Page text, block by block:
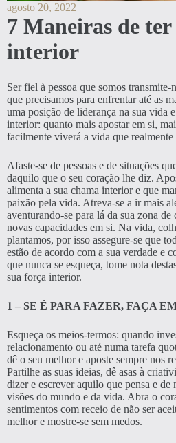
agosto 20, 2022
7 Maneiras de
interior
Ser fiel à pessoa que somos
que precisamos para enfrentar até as
uma posição de liderança na sua vida
interior: quanto mais apostar em si,
facilmente viverá a vida que realmente
Afaste-se de pessoas e de situações
daquilo que o seu coração lhe diz.
alimenta a sua chama interior e que
paixão pela vida. Atreva-se a ir mais
aventurando-se para lá da sua zona
novas capacidades em si. Na vida,
plantamos, por isso assegure-se que
estão de acordo com a sua verdade e
que nunca se esqueça, tome nota
sua força interior.
1 – SE É PARA FAZER, FAÇA
Esqueça os meios-termos: quando
relacionamento ou até numa tarefa
dê o seu melhor e aposte sempre nos
Partilhe as suas ideias, dê asas à
dizer e escrever aquilo que pensa e de
visões do mundo e da vida. Abra o
sentimentos com receio de não ser
melhor e mostre-se sem medos.